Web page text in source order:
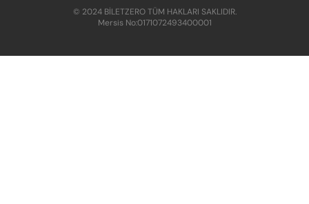
© 2024 BİLETZERO TÜM HAKLARI SAKLIDIR.
Mersis No:0171072493400001